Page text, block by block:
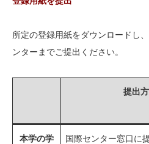
所定の登録用紙をダウンロードし
ンターまでご提出ください。
提出
本学の学
国際センター窓口に